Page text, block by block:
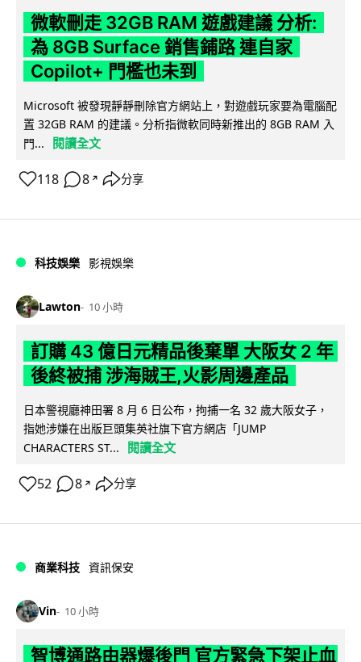
微軟刪走 32GB RAM 遊戲建議 分析:
為 8GB Surface 銷售鋪路 連自家
Copilot+ 門檻也未到
Microsoft 被發現靜靜刪除官方網站上，對遊戲玩家要為電腦配
置 32GB RAM 的建議。分析指微軟同時新推出的 8GB RAM 入
門...
閱讀全文
118 8 ↗ 分享
科技娛樂 影視娛樂
Lawton 10 小時
訂購 43 億日元精品後棄單 大阪女 2 年
後終被捕 涉海賊王,火影周邊產品
日本警視廳神田署 8 月 6 日公布，拘捕一名 32 歲大阪女子，
指她涉嫌在出版巨頭集英社旗下官方網店「JUMP
CHARACTERS ST...
閱讀全文
52 8 ↗ 分享
商業科技 資訊保安
Vin 10 小時
智博通路由器爆後門 官方緊急下架止血